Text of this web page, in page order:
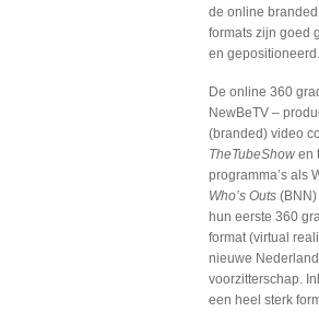
de online
formats zijn goed
en gepositioneerd.
De online 360
NewBeTV –
(branded) video
TheTubeShow en
programma’s als
Who’s Outs
hun eerste 360
format (virtual
nieuwe
voorzitterschap.
een heel sterk